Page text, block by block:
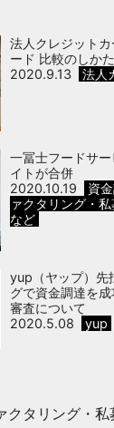
法人クレジット
ード 比較のしか
2020.9.13
法人
一冨士フードサ
イトが合併
2020.10.19
資
ァクタリング・
など
yup（ヤップ）先
グで資金調達を
審査について
2020.5.08
yup
クタリング・私